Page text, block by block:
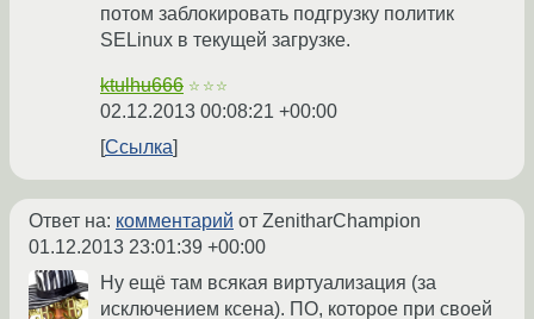
потом заблокировать подгрузку политик
SELinux в текущей загрузке.
ktulhu666 ☆☆☆
02.12.2013 00:08:21 +00:00
Ссылка
Ответ на: комментарий от ZenitharChampion
01.12.2013 23:01:39 +00:00
Ну ещё там всякая виртуализация (за
исключением ксена). ПО, которое при своей